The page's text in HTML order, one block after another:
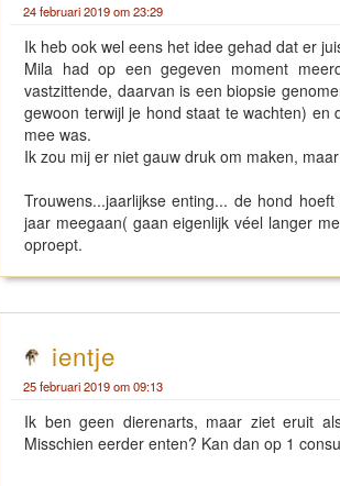
24 februari 2019 om 23:29
Ik heb ook wel eens het idee gehad dat er
Mila had op een gegeven moment
vastzittende, daarvan is een biopsie
gewoon terwijl je hond staat te wachten)
mee was.
Ik zou mij er niet gauw druk om maken,
Trouwens...jaarlijkse enting... de hond
jaar meegaan( gaan eigenlijk véel langer
oproept.
ientje
25 februari 2019 om 09:13
Ik ben geen dierenarts, maar ziet eruit
Misschien eerder enten? Kan dan op 1